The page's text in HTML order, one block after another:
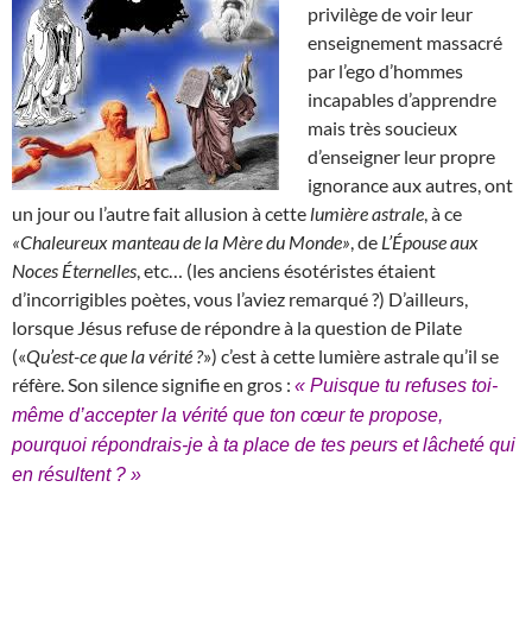
privilège de voir leur
enseignement massacré
par l’ego d’hommes
incapables d’apprendre
mais très soucieux
d’enseigner leur propre
ignorance aux autres, ont
un jour ou l’autre fait allusion à cette lumière astrale , à ce
«Chaleureux manteau de la Mère du Monde» , de L’Épouse aux
Noces Éternelles , etc… (les anciens ésotéristes étaient
d’incorrigibles poètes, vous l’aviez remarqué ?) D’ailleurs,
lorsque Jésus refuse de répondre à la question de Pilate
(«Qu’est-ce que la vérité ?») c’est à cette lumière astrale qu’il se
réfère. Son silence signifie en gros : « Puisque tu refuses toi-
même d’accepter la vérité que ton cœur te propose,
pourquoi répondrais-je à ta place de tes peurs et lâcheté qui
en résultent ? »